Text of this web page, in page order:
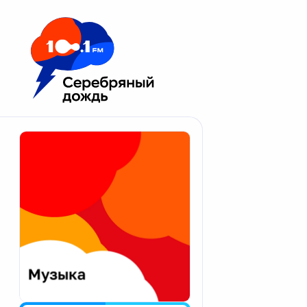
Москва 100.1 FM
Апатиты
Екатеринбург
Калининград
Калуга